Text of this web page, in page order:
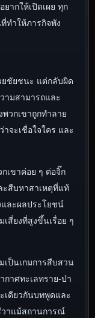
ากให้เปิดเผย ทุก
ทำให้ภารกิจพัง
ยชัยชนะ แต่กลับผิด
ามสามารถและ
วกเขาถูกทำลาย
จะเชื่อใจใคร และ
เขาค่อย ๆ ต่อจิ๊ก
ะสืบหาสาเหตุที่แท้
และผลประโยชน์
สี่ยงที่สูงขึ้นเรื่อย ๆ
เป็นเกมการสืบสวน
าศทะเลทราย-ป่า
เดียวกันบทพูดและ
าแม้สถานการณ์